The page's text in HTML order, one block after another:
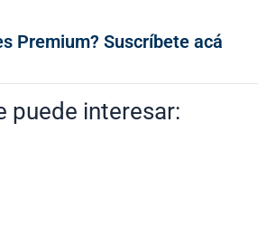
Premium? Suscríbete acá
puede interesar: